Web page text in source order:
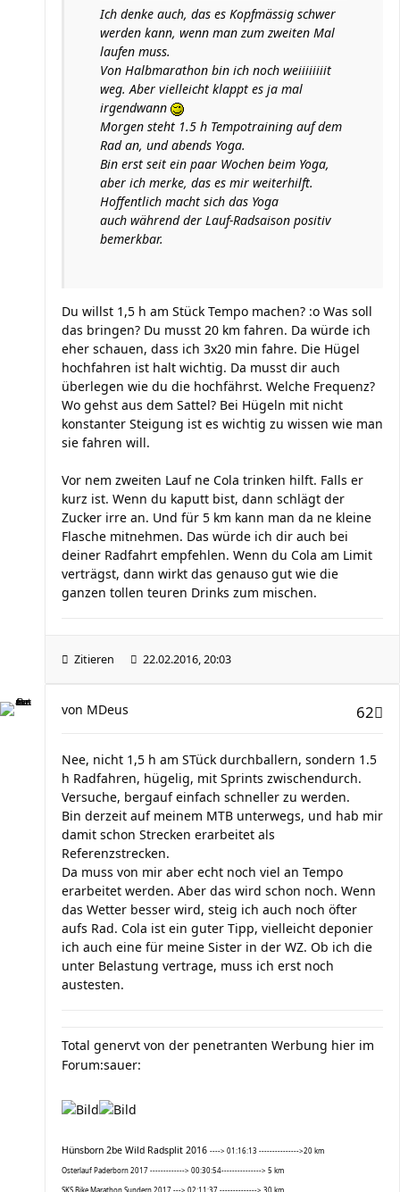
Ich denke auch, das es Kopfmässig schwer
werden kann, wenn man zum zweiten Mal
laufen muss.
Von Halbmarathon bin ich noch weiiiiiiiit
weg. Aber vielleicht klappt es ja mal
irgendwann
Morgen steht 1.5 h Tempotraining auf dem
Rad an, und abends Yoga.
Bin erst seit ein paar Wochen beim Yoga,
aber ich merke, das es mir weiterhilft.
Hoffentlich macht sich das Yoga
auch während der Lauf-Radsaison positiv
bemerkbar.
Du willst 1,5 h am Stück Tempo machen? :o Was soll
das bringen? Du musst 20 km fahren. Da würde ich
eher schauen, dass ich 3x20 min fahre. Die Hügel
hochfahren ist halt wichtig. Da musst dir auch
überlegen wie du die hochfährst. Welche Frequenz?
Wo gehst aus dem Sattel? Bei Hügeln mit nicht
konstanter Steigung ist es wichtig zu wissen wie man
sie fahren will.
Vor nem zweiten Lauf ne Cola trinken hilft. Falls er
kurz ist. Wenn du kaputt bist, dann schlägt der
Zucker irre an. Und für 5 km kann man da ne kleine
Flasche mitnehmen. Das würde ich dir auch bei
deiner Radfahrt empfehlen. Wenn du Cola am Limit
verträgst, dann wirkt das genauso gut wie die
ganzen tollen teuren Drinks zum mischen.
Zitieren 22.02.2016, 20:03
62
von MDeus
Nee, nicht 1,5 h am STück durchballern, sondern 1.5
h Radfahren, hügelig, mit Sprints zwischendurch.
Versuche, bergauf einfach schneller zu werden.
Bin derzeit auf meinem MTB unterwegs, und hab mir
damit schon Strecken erarbeitet als
Referenzstrecken.
Da muss von mir aber echt noch viel an Tempo
erarbeitet werden. Aber das wird schon noch. Wenn
das Wetter besser wird, steig ich auch noch öfter
aufs Rad. Cola ist ein guter Tipp, vielleicht deponier
ich auch eine für meine Sister in der WZ. Ob ich die
unter Belastung vertrage, muss ich erst noch
austesten.
Total genervt von der penetranten Werbung hier im
Forum:sauer:
Hünsborn 2be Wild Radsplit 2016 ----> 01:16:13 --------------->20 km
Osterlauf Paderborn 2017 -------------> 00:30:54---------------> 5 km
SKS Bike Marathon Sundern 2017 ---> 02:11:37 --------------> 30 km